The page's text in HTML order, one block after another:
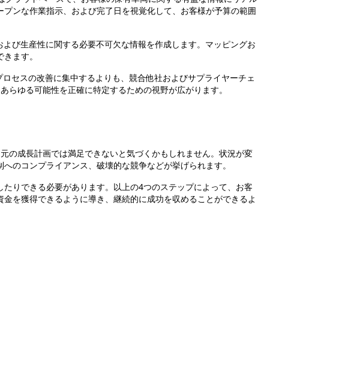
ンな作業指示、および完了日を視覚化して、お客様が予算の範囲
び生産性に関する必要不可欠な情報を作成します。マッピングお
ます。
セスの改善に集中するよりも、競合他社およびサプライヤーチェ
ゆる可能性を正確に特定するための視野が広がります。
の成長計画では満足できないと気づくかもしれません。状況が変
のコンプライアンス、破壊的な競争などが挙げられます。
りできる必要があります。以上の4つのステップによって、お客
を獲得できるように導き、継続的に成功を収めることができるよ